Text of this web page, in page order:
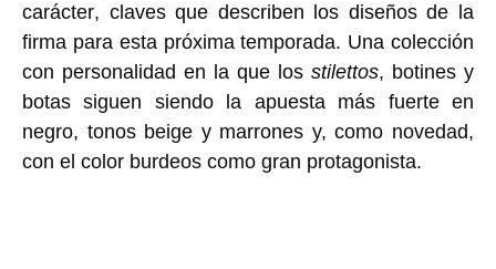
carácter, claves que describen los diseños de la
firma para esta próxima temporada. Una colección
con personalidad en la que los stilettos, botines y
botas siguen siendo la apuesta más fuerte en
negro, tonos beige y marrones y, como novedad,
con el color burdeos como gran protagonista.